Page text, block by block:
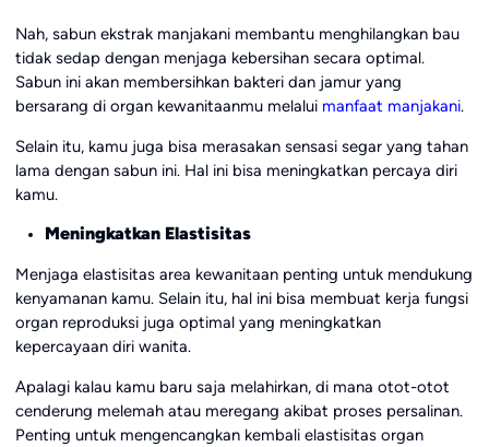
Nah, sabun ekstrak manjakani membantu menghilangkan bau
tidak sedap dengan menjaga kebersihan secara optimal.
Sabun ini akan membersihkan bakteri dan jamur yang
bersarang di organ kewanitaanmu melalui manfaat manjakani.
Selain itu, kamu juga bisa merasakan sensasi segar yang tahan
lama dengan sabun ini. Hal ini bisa meningkatkan percaya diri
kamu.
Meningkatkan Elastisitas
Menjaga elastisitas area kewanitaan penting untuk mendukung
kenyamanan kamu. Selain itu, hal ini bisa membuat kerja fungsi
organ reproduksi juga optimal yang meningkatkan
kepercayaan diri wanita.
Apalagi kalau kamu baru saja melahirkan, di mana otot-otot
cenderung melemah atau meregang akibat proses persalinan.
Penting untuk mengencangkan kembali elastisitas organ